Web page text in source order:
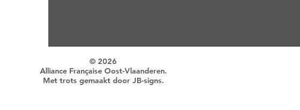
© 2026
Alliance Française Oost-Vlaanderen.
Met trots gemaakt door JB-signs.